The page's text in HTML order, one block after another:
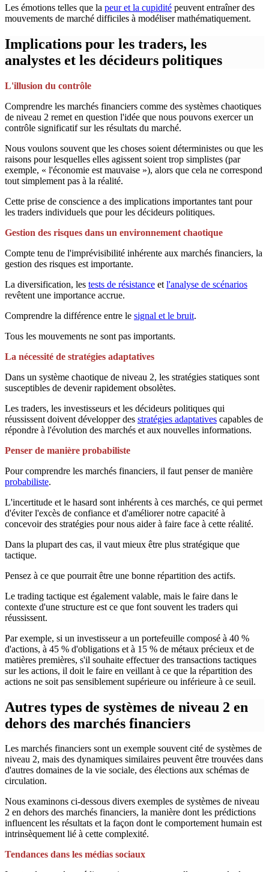
Les émotions telles que la peur et la cupidité peuvent entraîner des
mouvements de marché difficiles à modéliser mathématiquement.
Implications pour les traders, les
analystes et les décideurs politiques
L'illusion du contrôle
Comprendre les marchés financiers comme des systèmes chaotiques
de niveau 2 remet en question l'idée que nous pouvons exercer un
contrôle significatif sur les résultats du marché.
Nous voulons souvent que les choses soient déterministes ou que les
raisons pour lesquelles elles agissent soient trop simplistes (par
exemple, « l'économie est mauvaise »), alors que cela ne correspond
tout simplement pas à la réalité.
Cette prise de conscience a des implications importantes tant pour
les traders individuels que pour les décideurs politiques.
Gestion des risques dans un environnement chaotique
Compte tenu de l'imprévisibilité inhérente aux marchés financiers, la
gestion des risques est importante.
La diversification, les tests de résistance et l'analyse de scénarios
revêtent une importance accrue.
Comprendre la différence entre le signal et le bruit.
Tous les mouvements ne sont pas importants.
La nécessité de stratégies adaptatives
Dans un système chaotique de niveau 2, les stratégies statiques sont
susceptibles de devenir rapidement obsolètes.
Les traders, les investisseurs et les décideurs politiques qui
réussissent doivent développer des stratégies adaptatives capables de
répondre à l'évolution des marchés et aux nouvelles informations.
Penser de manière probabiliste
Pour comprendre les marchés financiers, il faut penser de manière
probabiliste.
L'incertitude et le hasard sont inhérents à ces marchés, ce qui permet
d'éviter l'excès de confiance et d'améliorer notre capacité à
concevoir des stratégies pour nous aider à faire face à cette réalité.
Dans la plupart des cas, il vaut mieux être plus stratégique que
tactique.
Pensez à ce que pourrait être une bonne répartition des actifs.
Le trading tactique est également valable, mais le faire dans le
contexte d'une structure est ce que font souvent les traders qui
réussissent.
Par exemple, si un investisseur a un portefeuille composé à 40 %
d'actions, à 45 % d'obligations et à 15 % de métaux précieux et de
matières premières, s'il souhaite effectuer des transactions tactiques
sur les actions, il doit le faire en veillant à ce que la répartition des
actions ne soit pas sensiblement supérieure ou inférieure à ce seuil.
Autres types de systèmes de niveau 2 en
dehors des marchés financiers
Les marchés financiers sont un exemple souvent cité de systèmes de
niveau 2, mais des dynamiques similaires peuvent être trouvées dans
d'autres domaines de la vie sociale, des élections aux schémas de
circulation.
Nous examinons ci-dessous divers exemples de systèmes de niveau
2 en dehors des marchés financiers, la manière dont les prédictions
influencent les résultats et la façon dont le comportement humain est
intrinsèquement lié à cette complexité.
Tendances dans les médias sociaux